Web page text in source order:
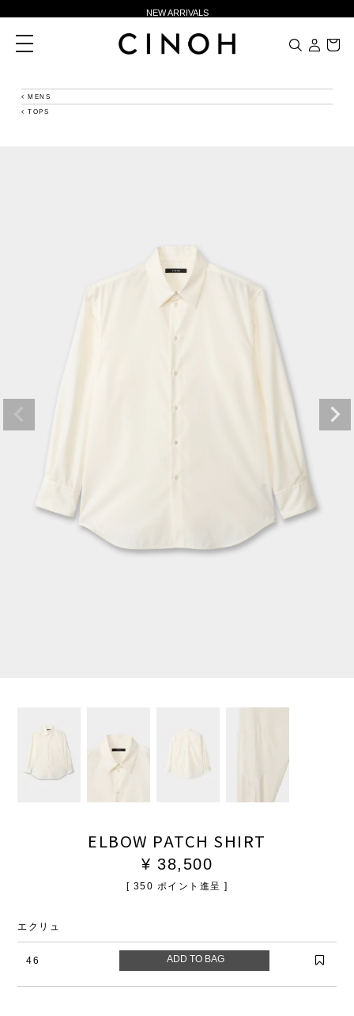
NEW ARRIVALS
新規会員登録500ポイントプレゼント
夏季休業に伴う一部業務休業のお知らせ
toggle
navigation
MENS
TOPS
ELBOW PATCH SHIRT
¥ 38,500
[ 350 ポイント進呈 ]
エクリュ
46